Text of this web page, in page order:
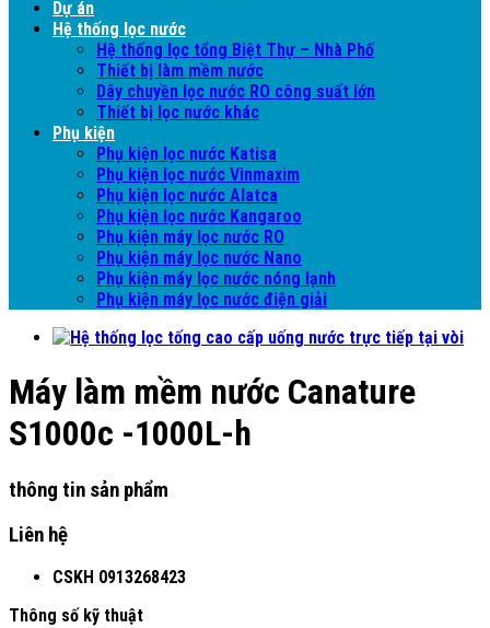
Dự án
Hệ thống lọc nước
Hệ thống lọc tổng Biệt Thự – Nhà Phố
Thiết bị làm mềm nước
Dây chuyền lọc nước RO công suất lớn
Thiết bị lọc nước khác
Phụ kiện
Phụ kiện lọc nước Katisa
Phụ kiện lọc nước Vinmaxim
Phụ kiện lọc nước Alatca
Phụ kiện lọc nước Kangaroo
Phụ kiện máy lọc nước RO
Phụ kiện máy lọc nước Nano
Phụ kiện máy lọc nước nóng lạnh
Phụ kiện máy lọc nước điện giải
Máy làm mềm nước Canature
S1000c -1000L-h
thông tin sản phẩm
Liên hệ
CSKH 0913268423
Thông số kỹ thuật